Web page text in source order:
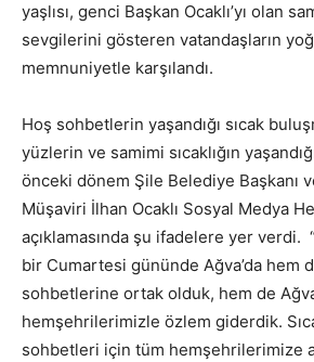
yaşlısı, genci Başkan Ocaklı’yı olan
sevgilerini gösteren vatandaşların
memnuniyetle karşılandı.
Hoş sohbetlerin yaşandığı sıcak
yüzlerin ve samimi sıcaklığın
önceki dönem Şile Belediye Başkanı
Müşaviri İlhan Ocaklı Sosyal Medya
açıklamasında şu ifadelere yer verdi.
bir Cumartesi gününde Ağva’da hem
sohbetlerine ortak olduk, hem de
hemşehrilerimizle özlem giderdik.
sohbetleri için tüm hemşehrilerimize